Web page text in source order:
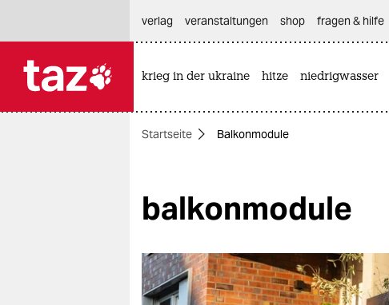
themen
öko
gesellschaft
kultur
verlag
veranstaltungen shop fragen & hilfe
krieg in der ukraine hitze niedrigwasser
Startseite Balkonmodule
balkonmodule